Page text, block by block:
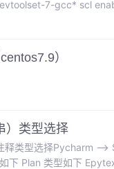
7-gcc* scl
）
）类型选择
类型选择Pycharm —>
Plan 类型如下